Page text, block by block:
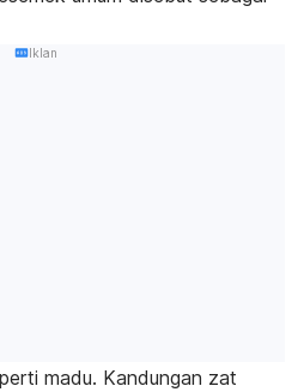
Iklan
madu. Kandungan zat